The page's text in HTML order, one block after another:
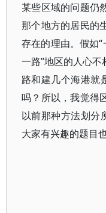
某些区域的问题仍
那个地方的居民的
存在的理由。假如
一路”地区的人心
路和建几个海港就
吗？所以，我觉得
以前那种方法划分
大家有兴趣的题目